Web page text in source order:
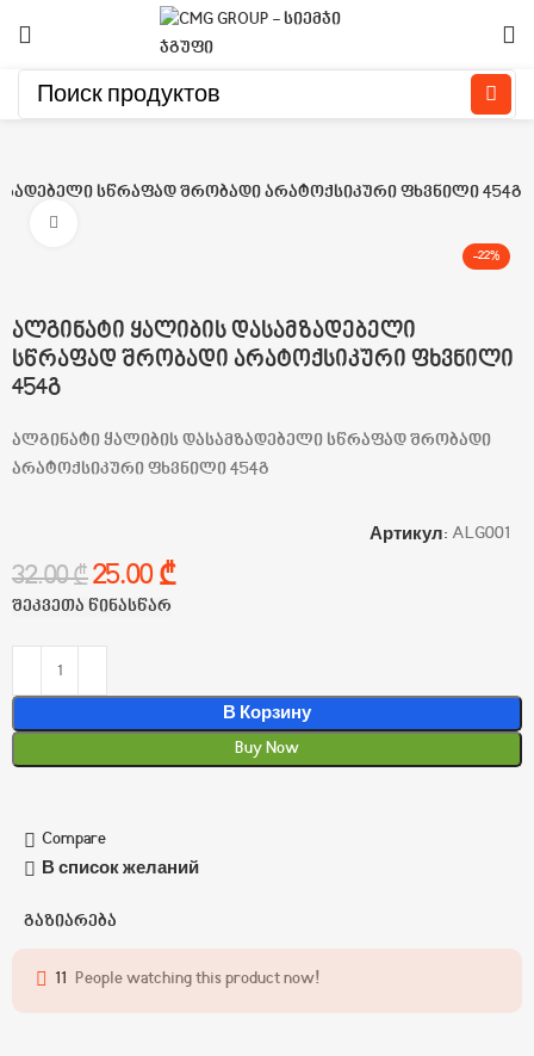
სწრაფად შრობადი არატოქსიკური ფხვნილი 454გ
-22%
ალგინატი ყალიბის დასამზადებელი
სწრაფად შრობადი არატოქსიკური ფხვნილი
454გ
ალგინატი ყალიბის დასამზადებელი სწრაფად შრობადი
არატოქსიკური ფხვნილი 454გ
Артикул: ALG001
32.00₾25.00 ₾
შეკვეთა წინასწარ
В Корзину
Buy Now
Compare
В список желаний
გაზიარება
11 People watching this product now!